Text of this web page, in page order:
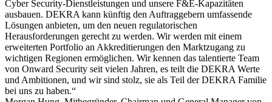
Cyber Security-Dienstleistungen und unsere F&E-Kapazitäten
ausbauen. DEKRA kann künftig den Auftraggebern umfassende
Lösungen anbieten, um den neuen regulatorischen
Herausforderungen gerecht zu werden. Wir werden mit einem
erweiterten Portfolio an Akkreditierungen den Marktzugang zu
wichtigen Regionen ermöglichen. Wir kennen das talentierte Team
von Onward Security seit vielen Jahren, es teilt die DEKRA Werte
und Ambitionen, und wir sind stolz, sie als Teil der DEKRA Familie
bei uns zu haben.“